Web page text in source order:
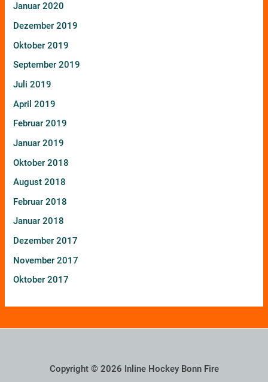
Januar 2020
Dezember 2019
Oktober 2019
September 2019
Juli 2019
April 2019
Februar 2019
Januar 2019
Oktober 2018
August 2018
Februar 2018
Januar 2018
Dezember 2017
November 2017
Oktober 2017
Copyright © 2026 Inline Hockey Bonn Fire